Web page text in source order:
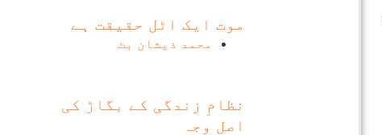
موت ایک اٹل حقیقت ہے
محمد ذیشان بٹ
نظامِ زندگی کے بگاڑ کی
اصل وجہ